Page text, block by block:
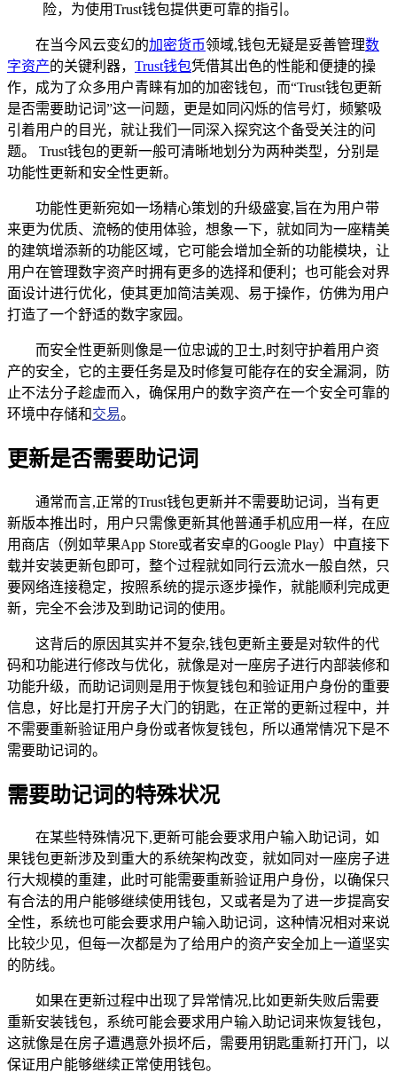
险，为使用Trust钱包提供更可靠的指引。
在当今风云变幻的加密货币领域,钱包无疑是妥善管理数
字资产的关键利器， Trust钱包凭借其出色的性能和便捷的操
作，成为了众多用户青睐有加的加密钱包，而“Trust钱包更新
是否需要助记词”这一问题，更是如同闪烁的信号灯，频繁吸
引着用户的目光，就让我们一同深入探究这个备受关注的问
题。 Trust钱包的更新一般可清晰地划分为两种类型，分别是
功能性更新和安全性更新。
功能性更新宛如一场精心策划的升级盛宴,旨在为用户带
来更为优质、流畅的使用体验，想象一下，就如同为一座精美
的建筑增添新的功能区域，它可能会增加全新的功能模块，让
用户在管理数字资产时拥有更多的选择和便利；也可能会对界
面设计进行优化，使其更加简洁美观、易于操作，仿佛为用户
打造了一个舒适的数字家园。
而安全性更新则像是一位忠诚的卫士,时刻守护着用户资
产的安全，它的主要任务是及时修复可能存在的安全漏洞，防
止不法分子趁虚而入，确保用户的数字资产在一个安全可靠的
环境中存储和交易。
更新是否需要助记词
通常而言,正常的Trust钱包更新并不需要助记词，当有更
新版本推出时，用户只需像更新其他普通手机应用一样，在应
用商店（例如苹果App Store或者安卓的Google Play）中直接下
载并安装更新包即可，整个过程就如同行云流水一般自然，只
要网络连接稳定，按照系统的提示逐步操作，就能顺利完成更
新，完全不会涉及到助记词的使用。
这背后的原因其实并不复杂,钱包更新主要是对软件的代
码和功能进行修改与优化，就像是对一座房子进行内部装修和
功能升级，而助记词则是用于恢复钱包和验证用户身份的重要
信息，好比是打开房子大门的钥匙，在正常的更新过程中，并
不需要重新验证用户身份或者恢复钱包，所以通常情况下是不
需要助记词的。
需要助记词的特殊状况
在某些特殊情况下,更新可能会要求用户输入助记词，如
果钱包更新涉及到重大的系统架构改变，就如同对一座房子进
行大规模的重建，此时可能需要重新验证用户身份，以确保只
有合法的用户能够继续使用钱包，又或者是为了进一步提高安
全性，系统也可能会要求用户输入助记词，这种情况相对来说
比较少见，但每一次都是为了给用户的资产安全加上一道坚实
的防线。
如果在更新过程中出现了异常情况,比如更新失败后需要
重新安装钱包，系统可能会要求用户输入助记词来恢复钱包，
这就像是在房子遭遇意外损坏后，需要用钥匙重新打开门，以
保证用户能够继续正常使用钱包。